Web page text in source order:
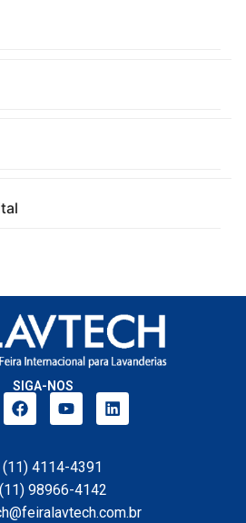
SIGA-NOS
(11) 4114-4391
(11) 98966-4142